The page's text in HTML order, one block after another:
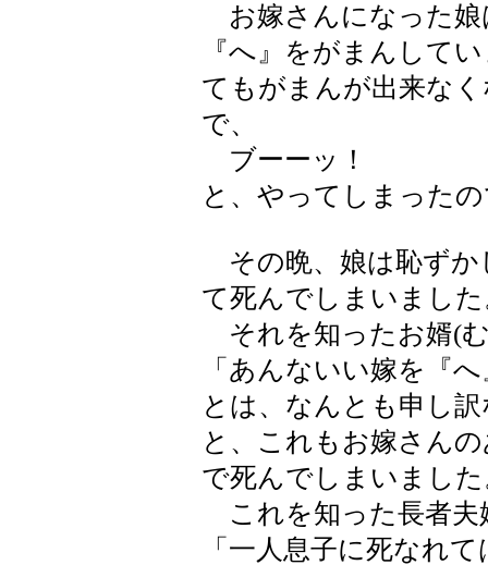
お嫁さんになった娘
『へ』をがまんして
てもがまんが出来な
で、
ブーーッ！
と、やってしまった
その晩、娘は恥ずか
て死んでしまいまし
それを知ったお婿(
「あんないい嫁を『
とは、なんとも申し
と、これもお嫁さん
で死んでしまいまし
これを知った長者夫
「一人息子に死なれ